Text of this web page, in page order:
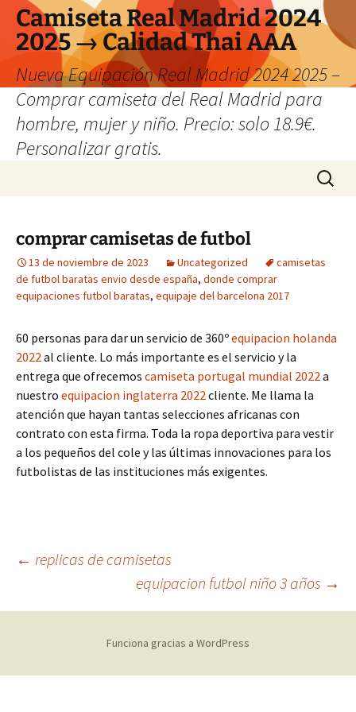
Camiseta Real Madrid 2024
2025 → Calidad Thai AAA
Nueva Equipación Real Madrid 2024 2025 –
Comprar camiseta del Real Madrid para
hombre, mujer y niño. Precio: solo 18.9€.
Personalizar gratis.
Buscar:
comprar camisetas de futbol
13 de noviembre de 2023 Uncategorized
camisetas
de futbol baratas envio desde españa, donde comprar
equipaciones futbol baratas, equipaje del barcelona 2017
60 personas para dar un servicio de 360ºequipacion holanda
2022al cliente. Lo más importante es el servicio y la
entrega que ofrecemos camiseta portugal mundial 2022a
nuestro equipacion inglaterra 2022cliente. Me llama la
atención que hayan tantas selecciones africanas con
contrato con esta firma. Toda la ropa deportiva para vestir
a los pequeños del cole y las últimas innovaciones para los
futbolistas de las instituciones más exigentes.
Navegación
de
entradas
← replicas de camisetas
equipacion futbol niño 3 años →
Funciona gracias a WordPress